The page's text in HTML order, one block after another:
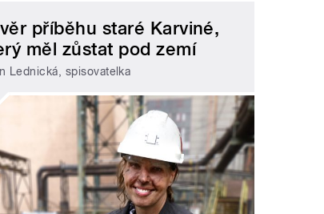
příběhu staré Karviné,
měl zůstat pod zemí
Lednická, spisovatelka